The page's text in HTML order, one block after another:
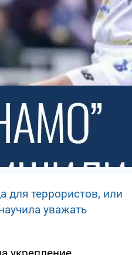
для террористов, или
уважать